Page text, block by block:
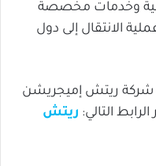
وخدمات مخصصة
الانتقال إلى دول
شركة ريتش إميجريشن
التالي: ريتش